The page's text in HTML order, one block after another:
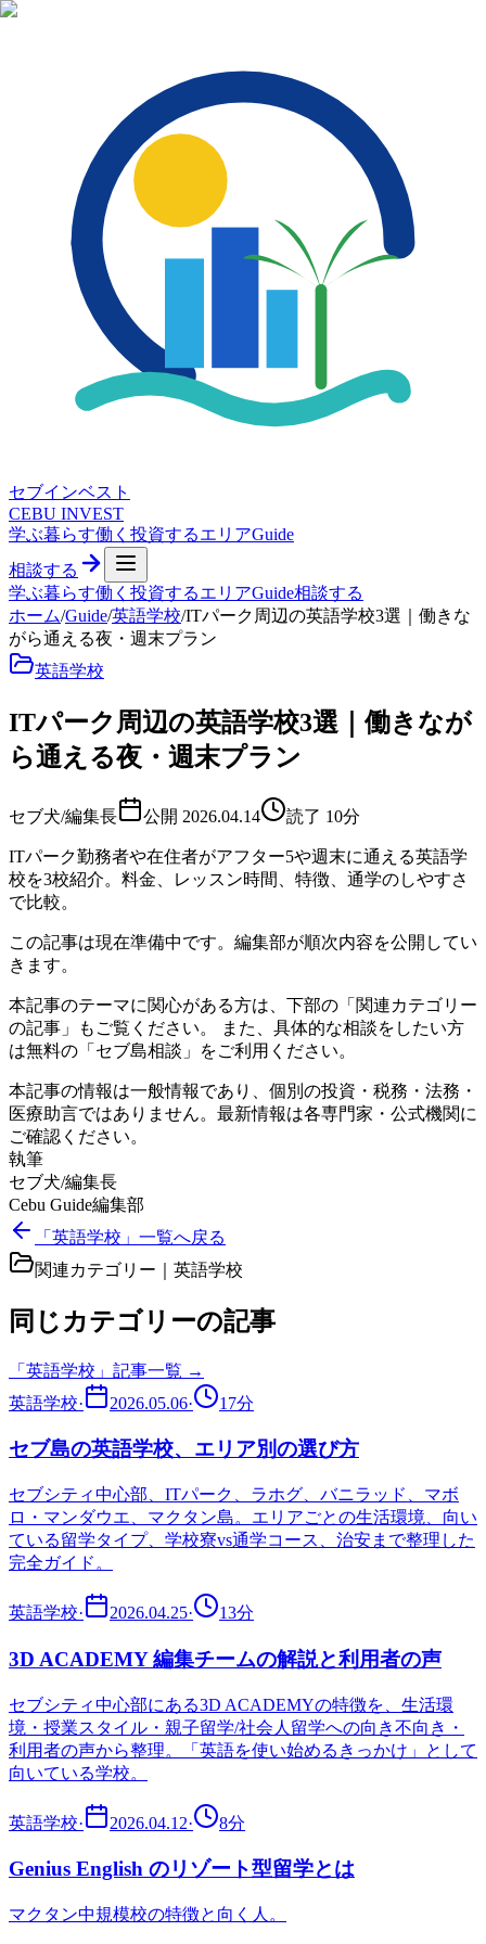
セブインベスト
CEBU INVEST
学ぶ暮らす働く 投資するエリアGuide
相談する
学ぶ暮らす働く 投資するエリアGuide相談する
ホーム/Guide/英語学校/ITパーク周辺の英語学校3選｜働きな
がら通える夜・週末プラン
英語学校
ITパーク周辺の英語学校3選｜働きなが
ら通える夜・週末プラン
セブ犬/編集長 公開 2026.04.14 読了 10分
ITパーク勤務者や在住者がアフター5や週末に通える英語学
校を3校紹介。料金、レッスン時間、特徴、通学のしやすさ
で比較。
この記事は現在準備中です。編集部が順次内容を公開してい
きます。
本記事のテーマに関心がある方は、下部の「関連カテゴリー
の記事」もご覧ください。 また、具体的な相談をしたい方
は無料の「セブ島相談」をご利用ください。
本記事の情報は一般情報であり、個別の投資・税務・法務・
医療助言ではありません。最新情報は各専門家・公式機関に
ご確認ください。
執筆
セブ犬/編集長
Cebu Guide編集部
「英語学校」一覧へ戻る
関連カテゴリー｜ 英語学校
同じカテゴリーの記事
「 英語学校 」記事一覧 →
英語学校· 2026.05.06· 17分
セブ島の英語学校、エリア別の選び方
セブシティ中心部、ITパーク、ラホグ、バニラッド、マボ
ロ・マンダウエ、マクタン島。エリアごとの生活環境、向い
ている留学タイプ、学校寮vs通学コース、治安まで整理した
完全ガイド。
英語学校· 2026.04.25· 13分
3D ACADEMY 編集チームの解説と利用者の声
セブシティ中心部にある3D ACADEMYの特徴を、生活環
境・授業スタイル・親子留学/社会人留学への向き不向き・
利用者の声から整理。「英語を使い始めるきっかけ」として
向いている学校。
英語学校· 2026.04.12· 8分
Genius English のリゾート型留学とは
マクタン中規模校の特徴と向く人。